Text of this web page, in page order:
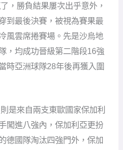
，勝負結果屢次出乎意外，
到最後決賽，被視為賽果最
風雲席捲賽場。先是沙烏地
，均成功晉級第二階段16強
時亞洲球隊28年後再獲入圍
是來自兩支東歐國家保加利
闖進八強內，保加利亞更扮
德國隊淘汰四強門外，保加